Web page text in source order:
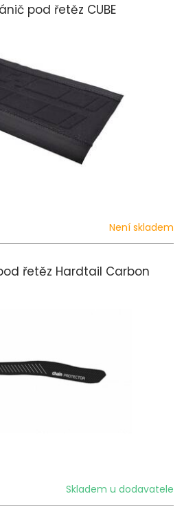
pod řetěz CUBE
Není skladem
řetěz Hardtail Carbon
Skladem u dodavatele